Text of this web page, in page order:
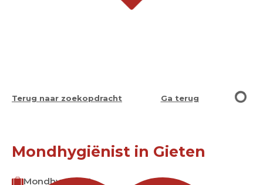
Terug naar zoekopdracht Ga terug
Mondhygiënist in Gieten
Mondhygienist